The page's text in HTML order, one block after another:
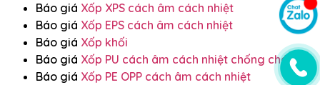
Báo giá Xốp XPS cách âm cách nhiệt
Báo giá Xốp EPS cách âm cách nhiệt
Báo giá Xốp khối
Báo giá Xốp PU cách âm cách nhiệt chống cháy
Báo giá Xốp PE OPP cách âm cách nhiệt